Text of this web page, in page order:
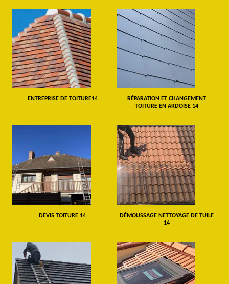
ENTREPRISE DE TOITURE14
RÉPARATION ET CHANGEMENT
TOITURE EN ARDOISE 14
DEVIS TOITURE 14
DÉMOUSSAGE NETTOYAGE DE TUILE
14